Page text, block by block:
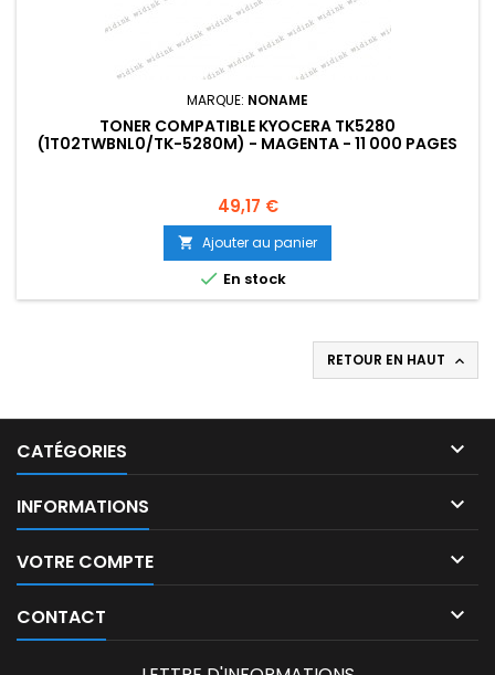
MARQUE: NONAME
TONER COMPATIBLE KYOCERA TK5280
(1T02TWBNL0/TK-5280M) - MAGENTA - 11 000 PAGES
Prix
49,17 €
 Ajouter au panier
 En stock
RETOUR EN HAUT 
CATÉGORIES 
INFORMATIONS 
VOTRE COMPTE 
CONTACT 